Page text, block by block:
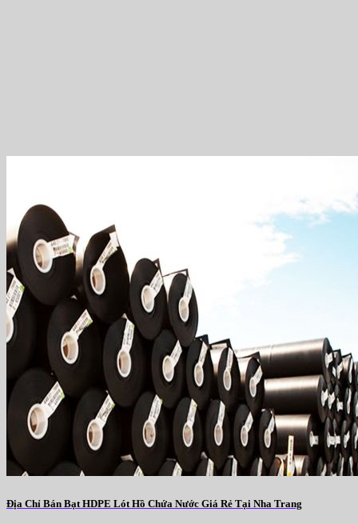
Địa Chỉ Bán Bạt HDPE Lót Hồ Chứa Nước Giá Rẻ Tại Nha Trang